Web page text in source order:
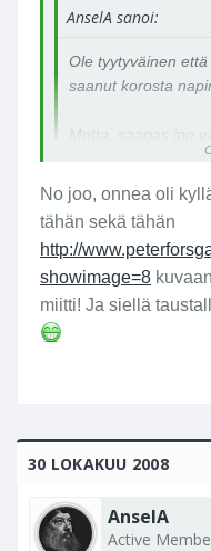
AnselA sanoi:
Ole tyytyväinen
saanut korosta
Mutta, saapas.jpg
meininkiä mistä
No joo, onnea oli
tähän sekä tähän
http://
showimage=8
miitti! Ja siellä
30 LOKAKUU 2008
AnselA
Active